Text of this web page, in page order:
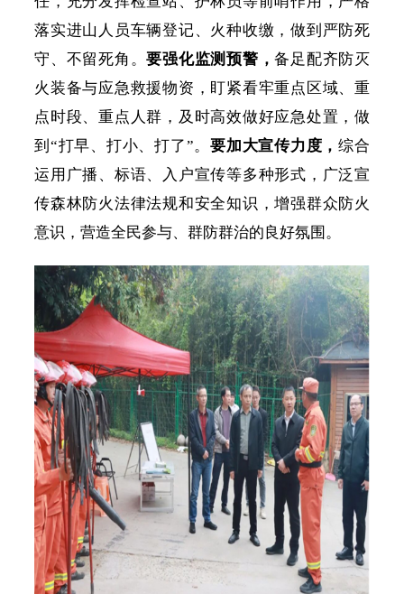
落实进山人员车辆登记、火种收缴，做到严防死
守、不留死角。要强化监测预警，备足配齐防灭
火装备与应急救援物资，盯紧看牢重点区域、重
点时段、重点人群，及时高效做好应急处置，做
到 “打早、打小、打了”。要加大宣传力度，综合
运用广播、标语、入户宣传等多种形式，广泛宣
传森林防火法律法规和安全知识，增强群众防火
意识，营造全民参与、群防群治的良好氛围。